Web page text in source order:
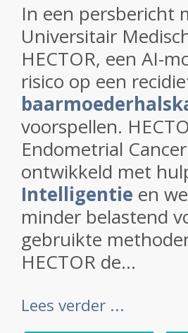
In een persbericht
Universitair
HECTOR, een AI-
risico op een
voorspellen.
Endometrial
ontwikkeld met
Intelligentie en
minder belastend
gebruikte
HECTOR de...
Lees verder ...